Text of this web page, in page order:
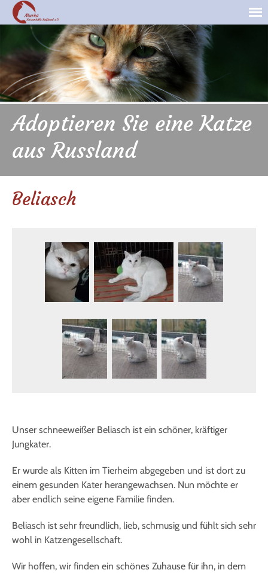
Adoptieren Sie eine Katze
aus Russland
Beliasch
Unser schneeweißer Beliasch ist ein schöner, kräftiger
Jungkater.
Er wurde als Kitten im Tierheim abgegeben und ist dort zu
einem gesunden Kater herangewachsen. Nun möchte er
aber endlich seine eigene Familie finden.
Beliasch ist sehr freundlich, lieb, schmusig und fühlt sich sehr
wohl in Katzengesellschaft.
Wir hoffen, wir finden ein schönes Zuhause für ihn, in dem